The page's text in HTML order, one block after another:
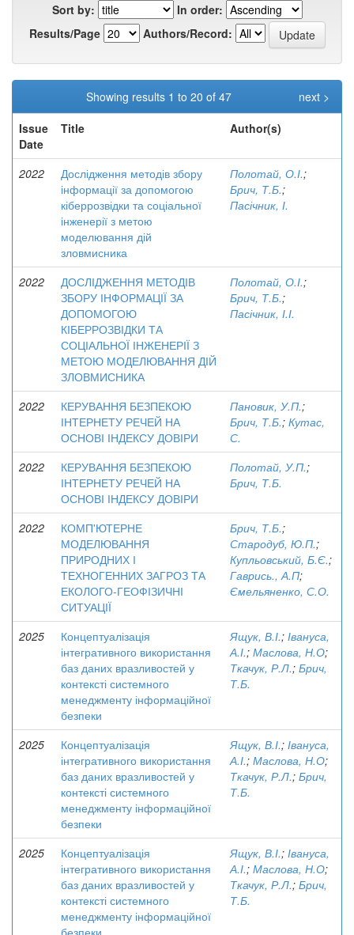
Sort by:
In order:
Results/Page
Authors/Record:
Showing results 1 to 20 of 47
next >
Issue
Date
Title Author(s)
2022
Дослідження методів збору
інформації за допомогою
кіберрозвідки та соціальної
інженерії з метою
моделювання дій
зловмисника
Полотай, О.І.;
Брич, Т.Б.;
Пасічник, І.
2022
ДОСЛІДЖЕННЯ МЕТОДІВ
ЗБОРУ ІНФОРМАЦІЇ ЗА
ДОПОМОГОЮ
КІБЕРРОЗВІДКИ ТА
СОЦІАЛЬНОЇ ІНЖЕНЕРІЇ З
МЕТОЮ МОДЕЛЮВАННЯ ДІЙ
ЗЛОВМИСНИКА
Полотай, О.І.;
Брич, Т.Б.;
Пасічник, І.І.
2022
КЕРУВАННЯ БЕЗПЕКОЮ
ІНТЕРНЕТУ РЕЧЕЙ НА
ОСНОВІ ІНДЕКСУ ДОВІРИ
Пановик, У.П.;
Брич, Т.Б.; Кутас,
С.
2022
КЕРУВАННЯ БЕЗПЕКОЮ
ІНТЕРНЕТУ РЕЧЕЙ НА
ОСНОВІ ІНДЕКСУ ДОВІРИ
Полотай, У.П.;
Брич, Т.Б.
2022
КОМП'ЮТЕРНЕ
МОДЕЛЮВАННЯ
ПРИРОДНИХ І
ТЕХНОГЕННИХ ЗАГРОЗ ТА
ЕКОЛОГО-ГЕОФІЗИЧНІ
СИТУАЦІЇ
Брич, Т.Б.;
Стародуб, Ю.П.;
Купльовський, Б.Є.;
Гаврись., А.П;
Ємельяненко, С.О.
2025
Концептуалізація
інтегративного використання
баз даних вразливостей у
контексті системного
менеджменту інформаційної
безпеки
Ящук, В.І.; Івануса,
А.І.; Маслова, Н.О;
Ткачук, Р.Л.; Брич,
Т.Б.
2025
Концептуалізація
інтегративного використання
баз даних вразливостей у
контексті системного
менеджменту інформаційної
безпеки
Ящук, В.І.; Івануса,
А.І.; Маслова, Н.О;
Ткачук, Р.Л.; Брич,
Т.Б.
2025
Концептуалізація
інтегративного використання
баз даних вразливостей у
контексті системного
менеджменту інформаційної
безпеки
Ящук, В.І.; Івануса,
А.І.; Маслова, Н.О;
Ткачук, Р.Л.; Брич,
Т.Б.